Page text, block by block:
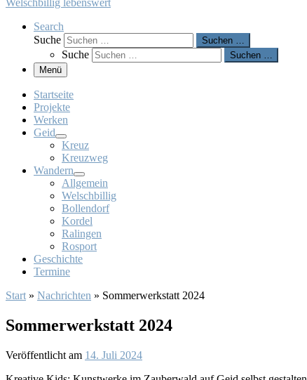
Welschbillig lebenswert
Search
Suche
Suchen …
Suche
Suchen …
Menü
Startseite
Projekte
Werken
Geid
Kreuz
Kreuzweg
Wandern
Allgemein
Welschbillig
Bollendorf
Kordel
Ralingen
Rosport
Geschichte
Termine
Start » Nachrichten » Sommerwerkstatt 2024
Sommerwerkstatt 2024
Veröffentlicht am 14. Juli 2024